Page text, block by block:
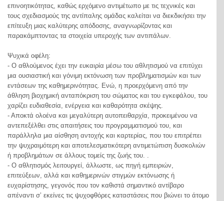
επινοητικότητας, καθώς ερχόμενο αντιμέτωπο με τις τεχνικές και
τους σχεδιασμούς της αντίπαλης ομάδας καλείται να διεκδικήσει την
επίτευξη μιας καλύτερης απόδοσης, αναγνωρίζοντας και
παρακάμπτοντας τα στοιχεία υπεροχής των αντιπάλων.
Ψυχικά οφέλη:
- Ο αθλούμενος έχει την ευκαιρία μέσω του αθλητισμού να επιτύχει
μια ουσιαστική και γόνιμη εκτόνωση των προβληματισμών και των
εντάσεων της καθημερινότητας. Ενώ, η προερχόμενη από την
άθληση βιοχημική ανταπόκριση του σώματος και του εγκεφάλου, του
χαρίζει ευδιαθεσία, ενέργεια και καθαρότητα σκέψης.
- Αποκτά ολοένα και μεγαλύτερη αυτοπειθαρχία, προκειμένου να
αντεπεξέλθει στις απαιτήσεις του προγραμματισμού του, και
παράλληλα μια αίσθηση αντοχής και καρτερίας, που του επιτρέπει
την ψυχραιμότερη και αποτελεσματικότερη αντιμετώπιση δυσκολιών
ή προβλημάτων σε άλλους τομείς της ζωής του. .
- Ο αθλητισμός λειτουργεί, άλλωστε, ως πηγή εμπειριών,
επιτεύξεων, αλλά και καθημερινών στιγμών εκτόνωσης ή
ευχαρίστησης, γεγονός που τον καθιστά σημαντικό αντίβαρο
απέναντι σ’ εκείνες τις ψυχοφθόρες καταστάσεις που βιώνει το άτομο